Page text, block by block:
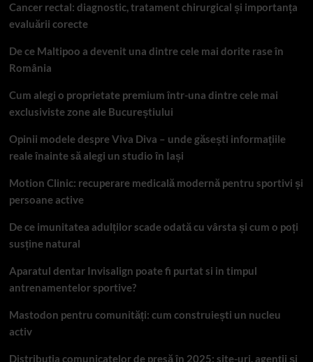
Cancer rectal: diagnostic, tratament chirurgical și importanța
evaluării corecte
De ce Maltipoo a devenit una dintre cele mai dorite rase în
România
Cum alegi o proprietate premium într-una dintre cele mai
exclusiviste zone ale Bucureștiului
Opinii modele despre Viva Diva – unde găsești informațiile
reale înainte să alegi un studio în Iași
Motion Clinic: recuperare medicală modernă pentru sportivi și
persoane active
De ce imunitatea adulților scade odată cu vârsta și cum o poți
susține natural
Aparatul dentar Invisalign poate fi purtat si in timpul
antrenamentelor sportive?
Mastodon pentru comunități: cum construiești un nucleu
activ
Distribuția comunicatelor de presă în 2025: site-uri, agenții și